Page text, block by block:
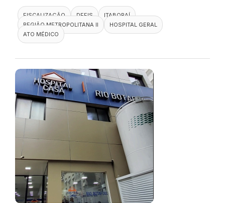
FISCALIZAÇÃO DEFIS
ITABORAÍ
REGIÃO METROPOLITANA II
HOSPITAL GERAL
ATO MÉDICO